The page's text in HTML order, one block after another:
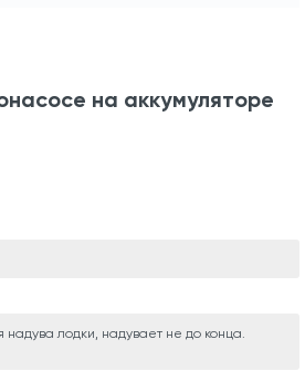
на аккумуляторе
лодки, надувает не до конца.